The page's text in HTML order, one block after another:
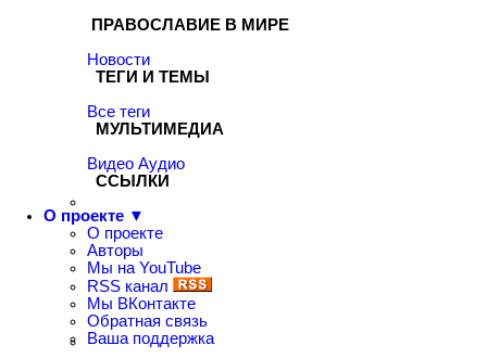
ПРАВОСЛАВИЕ В МИРЕ
Новости
ТЕГИ И ТЕМЫ
Все теги
МУЛЬТИМЕДИА
Видео Аудио
ССЫЛКИ
О проекте ▼
О проекте
Авторы
Мы на YouTube
RSS канал
Мы ВКонтакте
Обратная связь
Ваша поддержка